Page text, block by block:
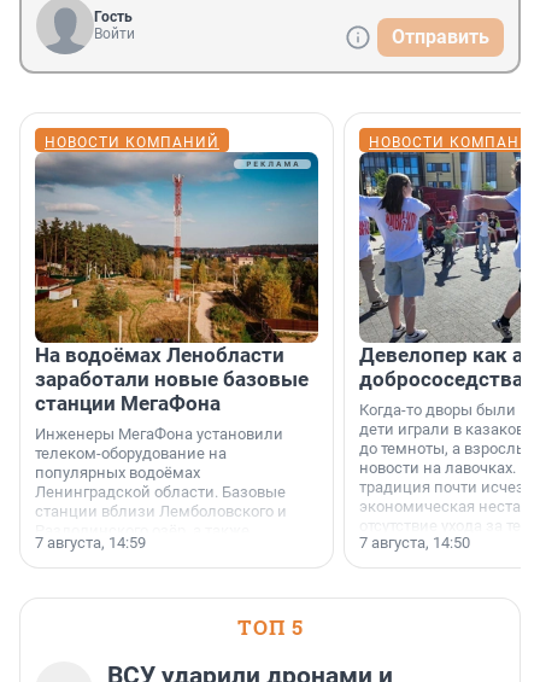
Гость
Войти
Отправить
НОВОСТИ КОМПАНИЙ
На водоёмах Ленобласти
заработали новые базовые
станции МегаФона
Инженеры МегаФона установили
телеком-оборудование на
популярных водоёмах
Ленинградской области. Базовые
станции вблизи Лемболовского и
недалеко от Большого Тосненского
водопада.
7 августа, 14:59
НОВОСТИ
Девелопер как
добрососедства
Когда-то дворы были
дети играли в казаков-
до темноты, а
новости на лавочках. В
традиция почти
экономическая
отсутствие ухода за
сделали своё дело.
7 августа, 14:50
ТОП 5
ВСУ ударили дронами и